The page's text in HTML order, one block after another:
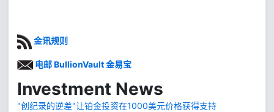
金讯规则
电邮 BullionVault 金易宝
Investment News
"创纪录的逆差"让铂金投资在1000美元价格获得支持